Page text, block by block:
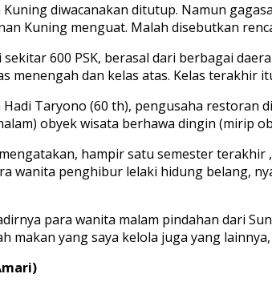
diwacanakan ditutup. Namun
Kuning menguat. Malah disebutkan
600 PSK, berasal dari berbagai
menengah dan kelas atas. Kelas terakhir
Taryono (60 th), pengusaha restoran
obyek wisata berhawa dingin (mirip
hampir satu semester
wanita penghibur lelaki hidung belang,
para wanita malam pindahan dari
makan yang saya kelola juga yang